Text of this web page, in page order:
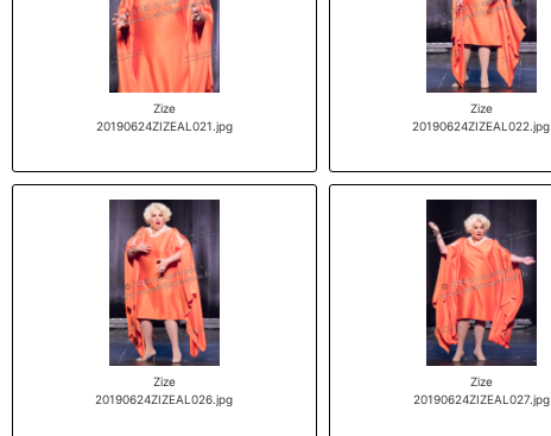
Zize
20190624ZIZEAL021.jpg
Zize
20190624ZIZEAL022.jpg
Zize
20190624ZIZEAL026.jpg
Zize
20190624ZIZEAL027.jpg